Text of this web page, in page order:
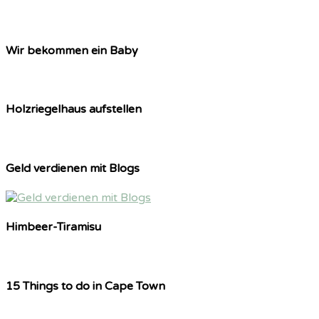
Wir bekommen ein Baby
Holzriegelhaus aufstellen
Geld verdienen mit Blogs
Himbeer-Tiramisu
15 Things to do in Cape Town